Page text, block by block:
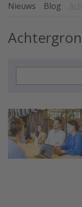
Nieuws
Blog